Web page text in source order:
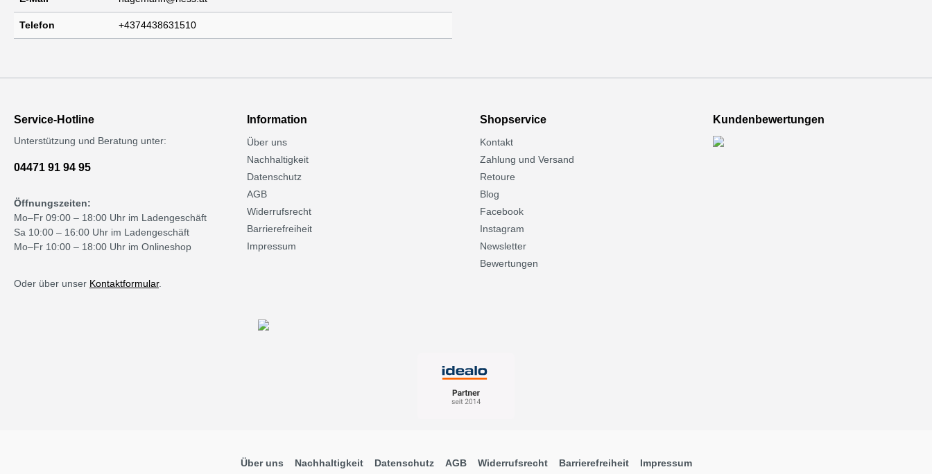
Telefon +4374438631510
Service-Hotline
Unterstützung und Beratung unter:
04471 91 94 95
Öffnungszeiten:
Mo–Fr 09:00 – 18:00 Uhr im Ladengeschäft
Sa 10:00 – 16:00 Uhr im Ladengeschäft
Mo–Fr 10:00 – 18:00 Uhr im Onlineshop
Oder über unser Kontaktformular.
Information
Über uns
Nachhaltigkeit
Datenschutz
AGB
Widerrufsrecht
Barrierefreiheit
Impressum
Shopservice
Kontakt
Zahlung und Versand
Retoure
Blog
Facebook
Instagram
Newsletter
Bewertungen
Kundenbewertungen
Über uns Nachhaltigkeit Datenschutz AGB Widerrufsrecht Barrierefreiheit Impressum